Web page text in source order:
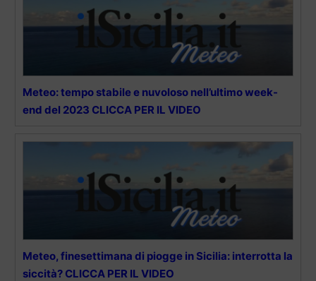
Meteo: tempo stabile e nuvoloso nell’ultimo week-
end del 2023 CLICCA PER IL VIDEO
Meteo, finesettimana di piogge in Sicilia: interrotta la
siccità? CLICCA PER IL VIDEO